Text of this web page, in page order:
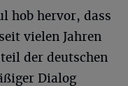
hob hervor, dass
vielen Jahren
der deutschen
Dialog